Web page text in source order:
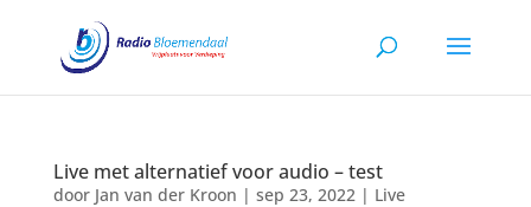
Live met alternatief voor audio – test
door Jan van der Kroon | sep 23, 2022| Live